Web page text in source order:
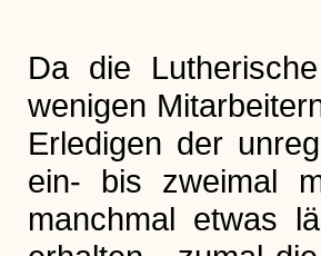
Da die
wenigen
Erledigen der
ein- bis zweimal
manchmal etwas